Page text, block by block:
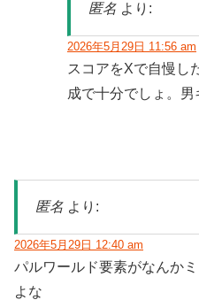
匿名 より:
2026年5月29日 11:56 am
スコアをXで自慢し
成で十分でしょ。
匿名 より:
2026年5月29日 12:40 am
パルワールド要素がなんか
よな